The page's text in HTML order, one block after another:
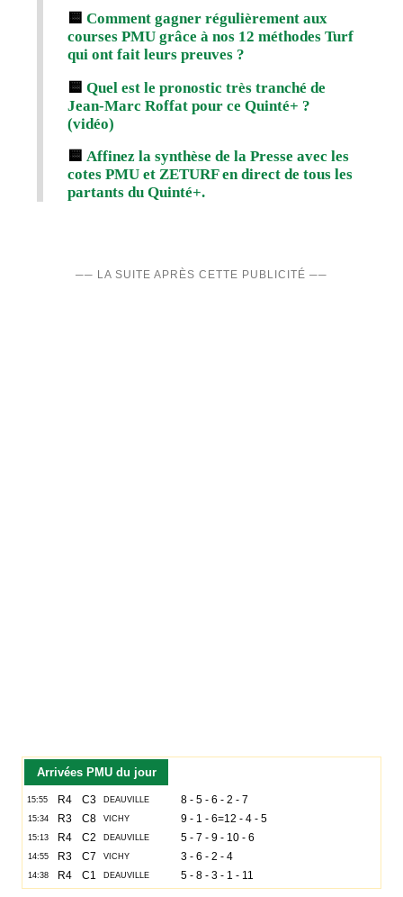
🟨 Comment gagner régulièrement aux
courses PMU grâce à nos 12 méthodes Turf
qui ont fait leurs preuves ?
🟨 Quel est le pronostic très tranché de
Jean-Marc Roffat pour ce Quinté+ ?
(vidéo)
🟨 Affinez la synthèse de la Presse avec les
cotes PMU et ZETURF en direct de tous les
partants du Quinté+.
── LA SUITE APRÈS CETTE PUBLICITÉ ──
Arrivées PMU du jour